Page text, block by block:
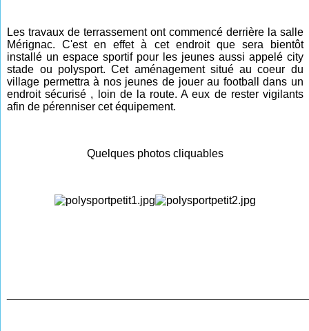
Les travaux de terrassement ont commencé derrière la salle
Mérignac. C'est en effet à cet endroit que sera bientôt
installé un espace sportif pour les jeunes aussi appelé city
stade ou polysport. Cet aménagement situé au coeur du
village permettra à nos jeunes de jouer au football dans un
endroit sécurisé , loin de la route. A eux de rester vigilants
afin de pérenniser cet équipement.
Quelques photos cliquables